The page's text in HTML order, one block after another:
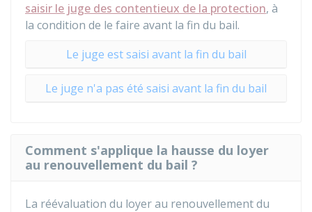
saisir le juge des contentieux de la protection, à
la condition de le faire avant la fin du bail.
Le juge est saisi avant la fin du bail
Le juge n'a pas été saisi avant la fin du bail
Comment s'applique la hausse du loyer
au renouvellement du bail ?
La réévaluation du loyer au renouvellement du